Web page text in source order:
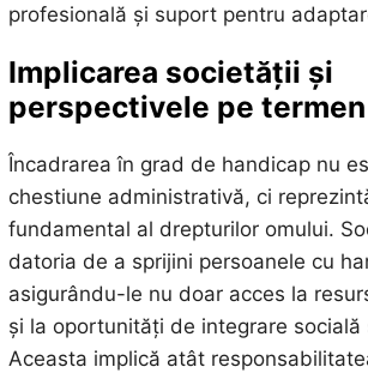
profesională și suport pentru
Implicarea societății și
perspectivele pe
Încadrarea în grad de handicap nu
chestiune administrativă, ci
fundamental al drepturilor omului.
datoria de a sprijini persoanele cu
asigurându-le nu doar acces la
și la oportunități de integrare socială
Aceasta implică atât